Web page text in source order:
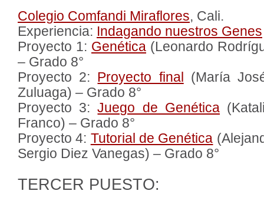
Colegio Comfandi Miraflores, Cali.
Experiencia: Indagando nuestros Genes
Proyecto 1: Genética (Leonardo
– Grado 8°
Proyecto 2: Proyecto final (María
Zuluaga) – Grado 8°
Proyecto 3:Juego de Genética
Franco) – Grado 8°
Proyecto 4: Tutorial de Genética
Sergio Diez Vanegas) – Grado 8°
TERCER PUESTO: